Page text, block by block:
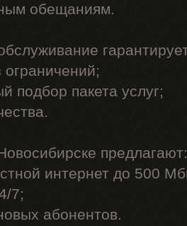
обещаниям.
ограничений;
подбор пакета услуг;
предлагают:
интернет до 500
7;
абонентов.